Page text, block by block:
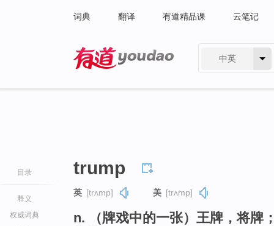
词典 翻译 有道精品课 云笔记
中英
目录
释义
权威词典
trump
英 [trʌmp] 美 [trʌmp]
n. （牌戏中的一张）王牌，将牌